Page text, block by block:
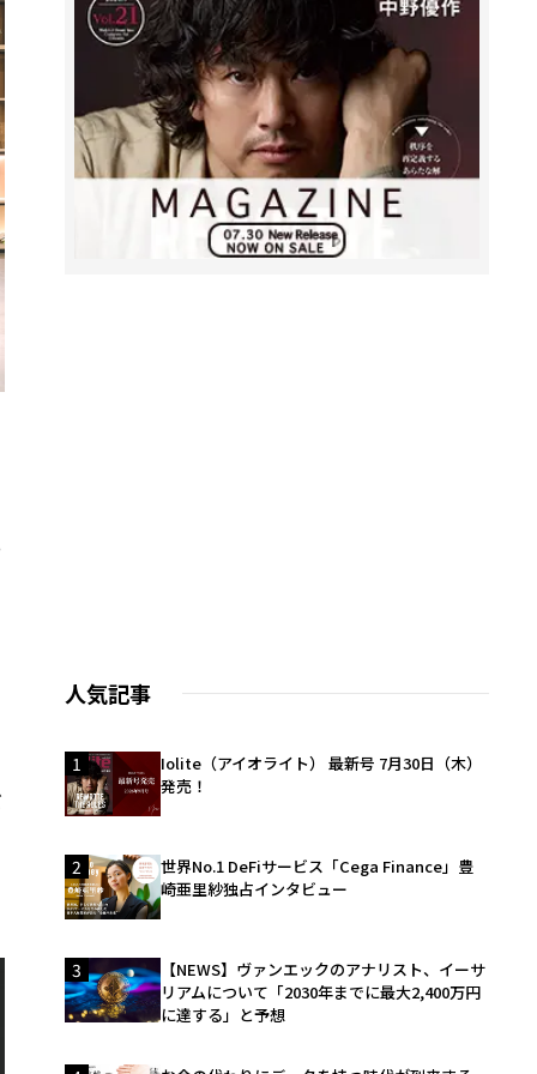
人気記事
1
Iolite（アイオライト） 最新号 7月30日（木）
発売！
2
世界No.1 DeFiサービス「Cega Finance」豊
崎亜里紗独占インタビュー
3
【NEWS】ヴァンエックのアナリスト、イーサ
リアムについて「2030年までに最大2,400万円
に達する」と予想